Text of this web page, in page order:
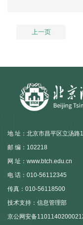
上一页
地 址：北京市昌平区立汤路
邮 编：102218
网 址：www.btch.edu.cn
电 话：010-56112345
传真：010-56118500
技术支持：信息管理部
京公网安备